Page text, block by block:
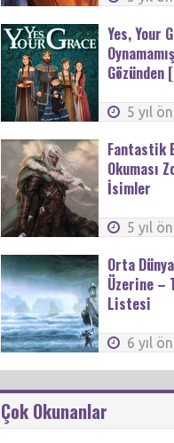
Yes, Your
Gözünden
5 yıl
Fantastik
Okuması
İsimler
5 yıl
Orta
Üzerine –
Listesi
6 yıl
Çok Okunanlar